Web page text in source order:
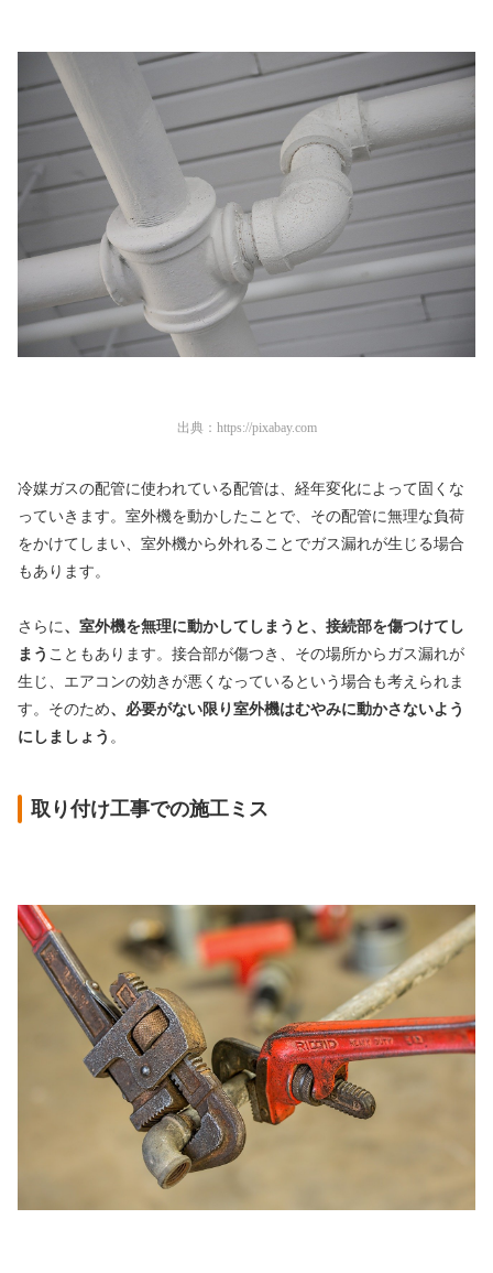
出典： https://pixabay.com
冷媒ガスの配管に使われている配管は、経年変化によって固くな
っていきます。室外機を動かしたことで、その配管に無理な負荷
をかけてしまい、室外機から外れることでガス漏れが生じる場合
もあります。
さらに、室外機を無理に動かしてしまうと、接続部を傷つけてし
まう こともあります。接合部が傷つき、その場所からガス漏れが
生じ、エアコンの効きが悪くなっているという場合も考えられま
す。そのため、必要がない限り室外機はむやみに動かさないよう
にしましょう 。
取り付け工事での施工ミス